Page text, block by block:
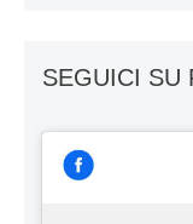
SEGUICI SU